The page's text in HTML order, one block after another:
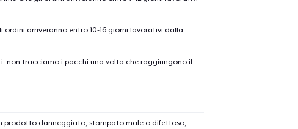
ordini arriveranno entro 10-16 giorni lavorativi dalla
non tracciamo i pacchi una volta che raggiungono il
prodotto danneggiato, stampato male o difettoso,
Classic Crew Neck T-Shirt